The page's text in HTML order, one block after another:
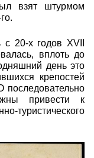
взят штурмом
20-х годов XVII
вплоть до
день это
крепостей
привести к
туристического